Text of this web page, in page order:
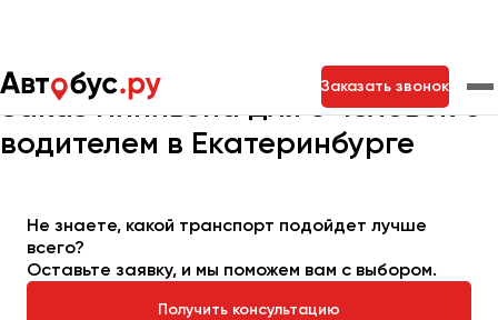
Заказать звонок
Главная Автопарк Минивэн на 6 мест
Заказ минивэна для 6 человек с
водителем в Екатеринбурге
Не знаете, какой транспорт подойдет лучше
всего?
Оставьте заявку, и мы поможем вам с выбором.
Получить консультацию